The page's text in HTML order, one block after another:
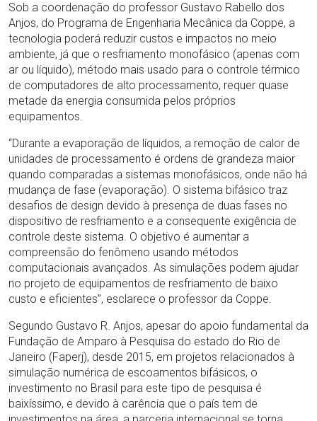
Sob a coordenação do professor Gustavo Rabello dos
Anjos, do Programa de Engenharia Mecânica da Coppe, a
tecnologia poderá reduzir custos e impactos no meio
ambiente, já que o resfriamento monofásico (apenas com
ar ou líquido), método mais usado para o controle térmico
de computadores de alto processamento, requer quase
metade da energia consumida pelos próprios
equipamentos.
“Durante a evaporação de líquidos, a remoção de calor de
unidades de processamento é ordens de grandeza maior
quando comparadas a sistemas monofásicos, onde não há
mudança de fase (evaporação). O sistema bifásico traz
desafios de design devido à presença de duas fases no
dispositivo de resfriamento e a consequente exigência de
controle deste sistema. O objetivo é aumentar a
compreensão do fenômeno usando métodos
computacionais avançados. As simulações podem ajudar
no projeto de equipamentos de resfriamento de baixo
custo e eficientes”, esclarece o professor da Coppe.
Segundo Gustavo R. Anjos, apesar do apoio fundamental da
Fundação de Amparo à Pesquisa do estado do Rio de
Janeiro (Faperj), desde 2015, em projetos relacionados à
simulação numérica de escoamentos bifásicos, o
investimento no Brasil para este tipo de pesquisa é
baixíssimo, e devido à carência que o país tem de